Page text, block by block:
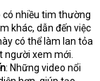
có nhiều tim thường
khác, dẫn đến việc
có thể làm lan tỏa
người xem mới.
: Những video nổi